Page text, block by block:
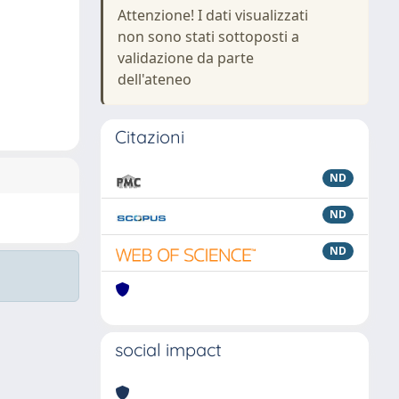
Attenzione! I dati visualizzati
non sono stati sottoposti a
validazione da parte
dell'ateneo
Citazioni
ND
ND
ND
social impact